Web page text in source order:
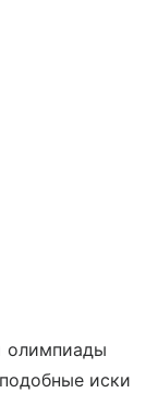
олимпиады
иски